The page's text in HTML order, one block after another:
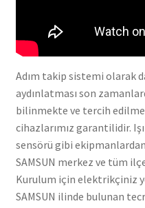
Adım takip sistemi olarak
aydınlatması son
bilinmekte ve tercih
cihazlarımız garantilidir.
sensörü gibi
SAMSUN merkez ve tüm
Kurulum için elektrikçiniz
SAMSUN ilinde bulunan